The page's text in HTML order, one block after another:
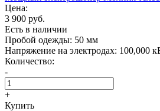
Цена:
3 900 руб.
Есть в наличии
Пробой одежды: 50 мм
Напряжение на электродах: 100,000
Количество:
-
+
Купить